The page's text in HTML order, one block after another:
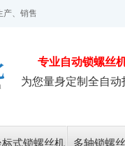
、销售
专业自动锁螺丝
为您量身定制全自动
标式锁螺丝机 多轴锁螺